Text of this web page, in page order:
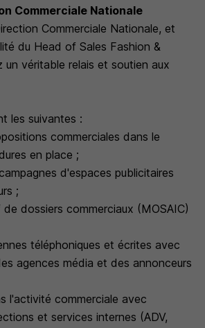
Commerciale Nationale
Commerciale Nationale, et
du Head of Sales Fashion &
un véritable relais et soutien aux
les suivantes :
commerciales dans le
en place ;
d'espaces publicitaires
;
de dossiers commerciaux (MOSAIC)
téléphoniques et écrites avec
agences média et des annonceurs
l'activité commerciale avec
et services internes (ADV,